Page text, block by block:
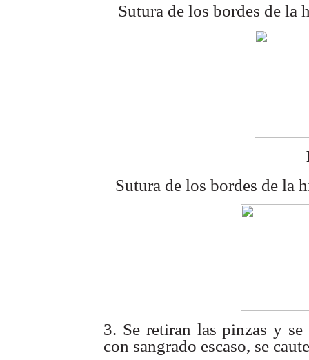
Sutura de los bordes de la
Sutura de los bordes de la
3. Se retiran las pinzas y
con sangrado escaso, se